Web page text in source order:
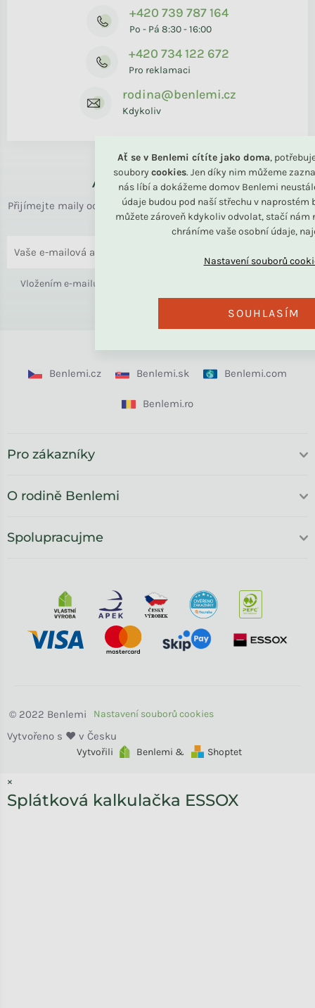
Ať se v Benlemi cítíte jako doma,
soubory cookies. Jen díky nim můžeme
nás líbí a dokážeme domov Benlemi
údaje budou pod naší střechu v naprostém
můžete zároveň kdykoliv odvolat, stačí nám
chráníme vaše osobní údaje,
SOUHLASÍM
+420 739 787 164
Po - Pá 8:30 - 16:00
+420 734 122 672
Pro reklamaci
rodina@benlemi.cz
Kdykoliv
Až k vám domů
Přijímejte maily od rodiny BENLEMI. Zasíláme jen užitečné info
o bydlení i slevách.
Vložením e-mailu souhlasíte s
údajů
Benlemi.cz Benlemi.sk Benlemi.com
Benlemi.ro
Pro zákazníky
O rodině Benlemi
Spolupracujme
Vytvořili Benlemi & Shoptet
Benlemi
×
Splátková kalkulačka ESSOX